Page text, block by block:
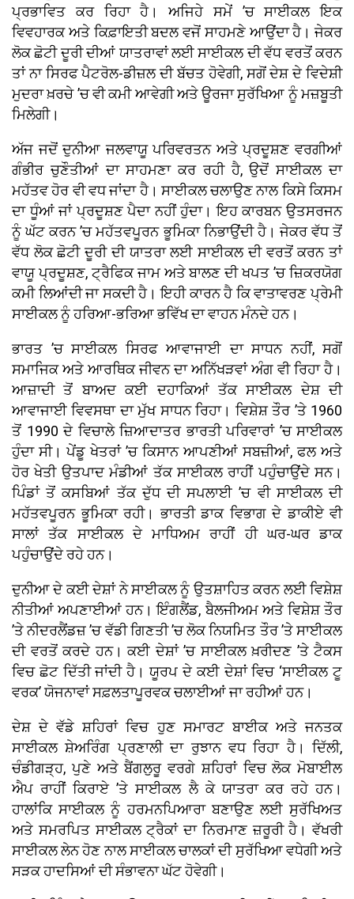
ਪ੍ਰਭਾਵਿਤ ਕਰ ਰਿਹਾ ਹੈ। ਅਜਿਹੇ ਸਮੇਂ ’ਚ ਸਾਈਕਲ ਇਕ
ਵਿਵਹਾਰਕ ਅਤੇ ਕਿਫ਼ਾਇਤੀ ਬਦਲ ਵਜੋਂ ਸਾਹਮਣੇ ਆਉਂਦਾ ਹੈ। ਜੇਕਰ
ਲੋਕ ਛੋਟੀ ਦੂਰੀ ਦੀਆਂ ਯਾਤਰਾਵਾਂ ਲਈ ਸਾਈਕਲ ਦੀ ਵੱਧ ਵਰਤੋਂ ਕਰਨ
ਤਾਂ ਨਾ ਸਿਰਫ ਪੈਟਰੋਲ-ਡੀਜ਼ਲ ਦੀ ਬੱਚਤ ਹੋਵੇਗੀ, ਸਗੋਂ ਦੇਸ਼ ਦੇ ਵਿਦੇਸ਼ੀ
ਮੁਦਰਾ ਖ਼ਰਚੇ ’ਚ ਵੀ ਕਮੀ ਆਵੇਗੀ ਅਤੇ ਊਰਜਾ ਸੁਰੱਖਿਆ ਨੂੰ ਮਜ਼ਬੂਤੀ
ਮਿਲੇਗੀ।
ਅੱਜ ਜਦੋਂ ਦੁਨੀਆ ਜਲਵਾਯੂ ਪਰਿਵਰਤਨ ਅਤੇ ਪ੍ਰਦੂਸ਼ਣ ਵਰਗੀਆਂ
ਗੰਭੀਰ ਚੁਣੌਤੀਆਂ ਦਾ ਸਾਹਮਣਾ ਕਰ ਰਹੀ ਹੈ, ਉਦੋਂ ਸਾਈਕਲ ਦਾ
ਮਹੱਤਵ ਹੋਰ ਵੀ ਵਧ ਜਾਂਦਾ ਹੈ। ਸਾਈਕਲ ਚਲਾਉਣ ਨਾਲ ਕਿਸੇ ਕਿਸਮ
ਦਾ ਧੂੰਆਂ ਜਾਂ ਪ੍ਰਦੂਸ਼ਣ ਪੈਦਾ ਨਹੀਂ ਹੁੰਦਾ। ਇਹ ਕਾਰਬਨ ਉਤਸਰਜਨ
ਨੂੰ ਘੱਟ ਕਰਨ ’ਚ ਮਹੱਤਵਪੂਰਨ ਭੂਮਿਕਾ ਨਿਭਾਉਂਦੀ ਹੈ। ਜੇਕਰ ਵੱਧ ਤੋਂ
ਵੱਧ ਲੋਕ ਛੋਟੀ ਦੂਰੀ ਦੀ ਯਾਤਰਾ ਲਈ ਸਾਈਕਲ ਦੀ ਵਰਤੋਂ ਕਰਨ ਤਾਂ
ਵਾਯੂ ਪ੍ਰਦੂਸ਼ਣ, ਟ੍ਰੈਫਿਕ ਜਾਮ ਅਤੇ ਬਾਲਣ ਦੀ ਖਪਤ ’ਚ ਜ਼ਿਕਰਯੋਗ
ਕਮੀ ਲਿਆਂਦੀ ਜਾ ਸਕਦੀ ਹੈ। ਇਹੀ ਕਾਰਨ ਹੈ ਕਿ ਵਾਤਾਵਰਣ ਪ੍ਰੇਮੀ
ਸਾਈਕਲ ਨੂੰ ਹਰਿਆ-ਭਰਿਆ ਭਵਿੱਖ ਦਾ ਵਾਹਨ ਮੰਨਦੇ ਹਨ।
ਭਾਰਤ ’ਚ ਸਾਈਕਲ ਸਿਰਫ ਆਵਾਜਾਈ ਦਾ ਸਾਧਨ ਨਹੀਂ, ਸਗੋਂ
ਸਮਾਜਿਕ ਅਤੇ ਆਰਥਿਕ ਜੀਵਨ ਦਾ ਅਨਿੱਖੜਵਾਂ ਅੰਗ ਵੀ ਰਿਹਾ ਹੈ।
ਆਜ਼ਾਦੀ ਤੋਂ ਬਾਅਦ ਕਈ ਦਹਾਕਿਆਂ ਤੱਕ ਸਾਈਕਲ ਦੇਸ਼ ਦੀ
ਆਵਾਜਾਈ ਵਿਵਸਥਾ ਦਾ ਮੁੱਖ ਸਾਧਨ ਰਿਹਾ। ਵਿਸ਼ੇਸ਼ ਤੌਰ ’ਤੇ 1960
ਤੋਂ 1990 ਦੇ ਵਿਚਾਲੇ ਜ਼ਿਆਦਾਤਰ ਭਾਰਤੀ ਪਰਿਵਾਰਾਂ ’ਚ ਸਾਈਕਲ
ਹੁੰਦਾ ਸੀ। ਪੇਂਡੂ ਖੇਤਰਾਂ ’ਚ ਕਿਸਾਨ ਆਪਣੀਆਂ ਸਬਜ਼ੀਆਂ, ਫਲ ਅਤੇ
ਹੋਰ ਖੇਤੀ ਉਤਪਾਦ ਮੰਡੀਆਂ ਤੱਕ ਸਾਈਕਲ ਰਾਹੀਂ ਪਹੁੰਚਾਉਂਦੇ ਸਨ।
ਪਿੰਡਾਂ ਤੋਂ ਕਸਬਿਆਂ ਤੱਕ ਦੁੱਧ ਦੀ ਸਪਲਾਈ ’ਚ ਵੀ ਸਾਈਕਲ ਦੀ
ਮਹੱਤਵਪੂਰਨ ਭੂਮਿਕਾ ਰਹੀ। ਭਾਰਤੀ ਡਾਕ ਵਿਭਾਗ ਦੇ ਡਾਕੀਏ ਵੀ
ਸਾਲਾਂ ਤੱਕ ਸਾਈਕਲ ਦੇ ਮਾਧਿਅਮ ਰਾਹੀਂ ਹੀ ਘਰ-ਘਰ ਡਾਕ
ਪਹੁੰਚਾਉਂਦੇ ਰਹੇ ਹਨ।
ਦੁਨੀਆ ਦੇ ਕਈ ਦੇਸ਼ਾਂ ਨੇ ਸਾਈਕਲ ਨੂੰ ਉਤਸ਼ਾਹਿਤ ਕਰਨ ਲਈ ਵਿਸ਼ੇਸ਼
ਨੀਤੀਆਂ ਅਪਣਾਈਆਂ ਹਨ। ਇੰਗਲੈਂਡ, ਬੈਲਜੀਅਮ ਅਤੇ ਵਿਸ਼ੇਸ਼ ਤੌਰ
’ਤੇ ਨੀਦਰਲੈਂਡਜ਼ ’ਚ ਵੱਡੀ ਗਿਣਤੀ ’ਚ ਲੋਕ ਨਿਯਮਿਤ ਤੌਰ ’ਤੇ ਸਾਈਕਲ
ਦੀ ਵਰਤੋਂ ਕਰਦੇ ਹਨ। ਕਈ ਦੇਸ਼ਾਂ ’ਚ ਸਾਈਕਲ ਖ਼ਰੀਦਣ ’ਤੇ ਟੈਕਸ
ਵਿਚ ਛੋਟ ਦਿੱਤੀ ਜਾਂਦੀ ਹੈ। ਯੂਰਪ ਦੇ ਕਈ ਦੇਸ਼ਾਂ ਵਿਚ ‘ਸਾਈਕਲ ਟੂ
ਵਰਕ’ ਯੋਜਨਾਵਾਂ ਸਫ਼ਲਤਾਪੂਰਵਕ ਚਲਾਈਆਂ ਜਾ ਰਹੀਆਂ ਹਨ।
ਦੇਸ਼ ਦੇ ਵੱਡੇ ਸ਼ਹਿਰਾਂ ਵਿਚ ਹੁਣ ਸਮਾਰਟ ਬਾਈਕ ਅਤੇ ਜਨਤਕ
ਸਾਈਕਲ ਸ਼ੇਅਰਿੰਗ ਪ੍ਰਣਾਲੀ ਦਾ ਰੁਝਾਨ ਵਧ ਰਿਹਾ ਹੈ। ਦਿੱਲੀ,
ਚੰਡੀਗੜ੍ਹ, ਪੁਣੇ ਅਤੇ ਬੈਂਗਲੁਰੂ ਵਰਗੇ ਸ਼ਹਿਰਾਂ ਵਿਚ ਲੋਕ ਮੋਬਾਈਲ
ਐਪ ਰਾਹੀਂ ਕਿਰਾਏ ’ਤੇ ਸਾਈਕਲ ਲੈ ਕੇ ਯਾਤਰਾ ਕਰ ਰਹੇ ਹਨ।
ਹਾਲਾਂਕਿ ਸਾਈਕਲ ਨੂੰ ਹਰਮਨਪਿਆਰਾ ਬਣਾਉਣ ਲਈ ਸੁਰੱਖਿਅਤ
ਅਤੇ ਸਮਰਪਿਤ ਸਾਈਕਲ ਟ੍ਰੈਕਾਂ ਦਾ ਨਿਰਮਾਣ ਜ਼ਰੂਰੀ ਹੈ। ਵੱਖਰੀ
ਸਾਈਕਲ ਲੇਨ ਹੋਣ ਨਾਲ ਸਾਈਕਲ ਚਾਲਕਾਂ ਦੀ ਸੁਰੱਖਿਆ ਵਧੇਗੀ ਅਤੇ
ਸੜਕ ਹਾਦਸਿਆਂ ਦੀ ਸੰਭਾਵਨਾ ਘੱਟ ਹੋਵੇਗੀ।